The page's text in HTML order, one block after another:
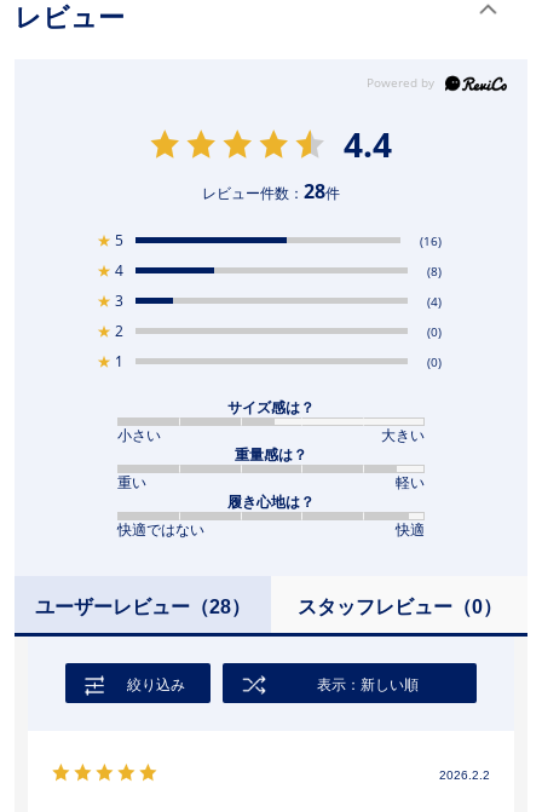
レビュー
4.4
レビュー件数： 28件
★ 5 (16)
★ 4 (8)
★ 3 (4)
★ 2 (0)
★ 1 (0)
サイズ感は？
小さい
大きい
重量感は？
重い
軽い
履き心地は？
快適ではない
快適
ユーザーレビュー（28） スタッフレビュー（0）
絞り込み 表示：新しい順
2026.2.2